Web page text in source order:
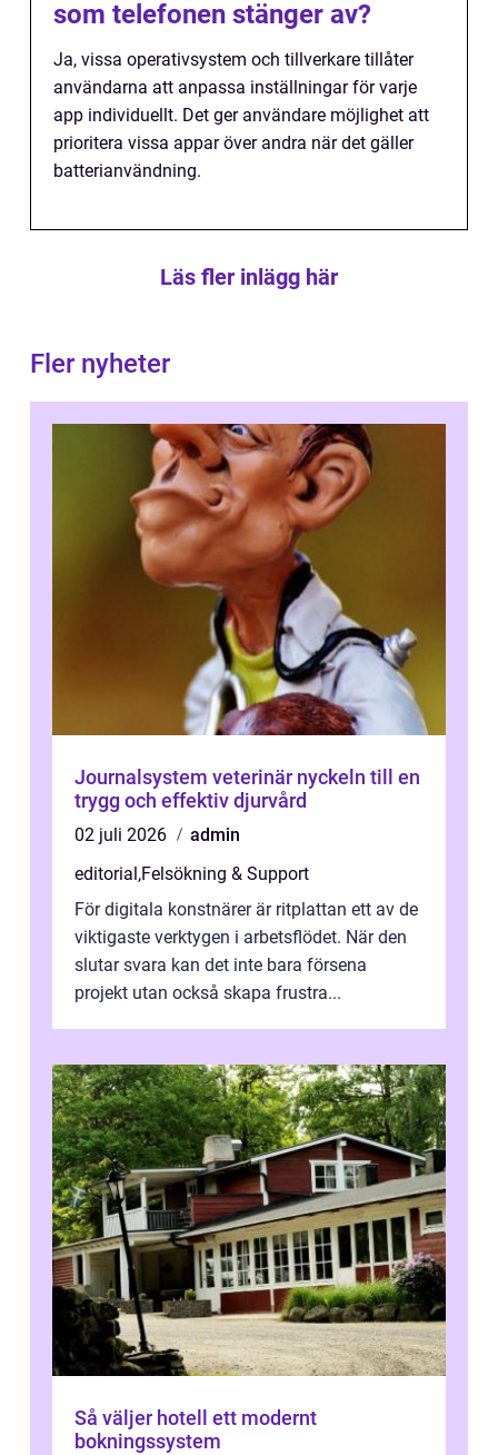
som telefonen stänger av?
Ja, vissa operativsystem och tillverkare tillåter
användarna att anpassa inställningar för varje
app individuellt. Det ger användare möjlighet att
prioritera vissa appar över andra när det gäller
batterianvändning.
Läs fler inlägg här
Fler nyheter
Journalsystem veterinär nyckeln till en
trygg och effektiv djurvård
02 juli 2026
admin
editorial ,Felsökning & Support
För digitala konstnärer är ritplattan ett av de
viktigaste verktygen i arbetsflödet. När den
slutar svara kan det inte bara försena
projekt utan också skapa frustra...
Så väljer hotell ett modernt
bokningssystem